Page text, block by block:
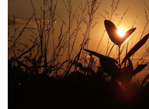
Kalender
Personen